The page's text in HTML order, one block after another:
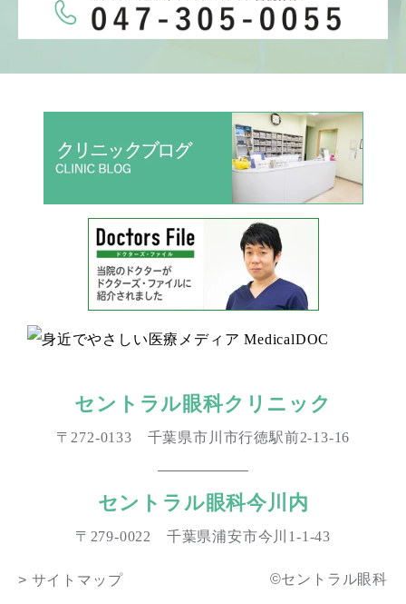
セントラル眼科クリニック
〒272-0133 千葉県市川市行徳駅前2-13-16
セントラル眼科今川内
〒279-0022 千葉県浦安市今川1-1-43
> サイトマップ ©セントラル眼科